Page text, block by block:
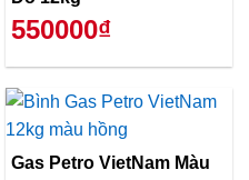
550000₫
Gas Petro VietNam Màu